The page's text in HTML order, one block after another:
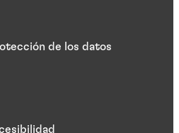
de los datos